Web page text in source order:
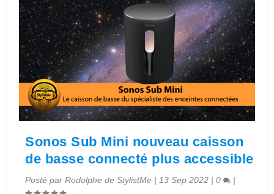
Sonos Sub Mini nouveau caisson
de basse connecté plus accessible
Posté parRodolphe de StylistMe | 13 Sep 2022 |0 |